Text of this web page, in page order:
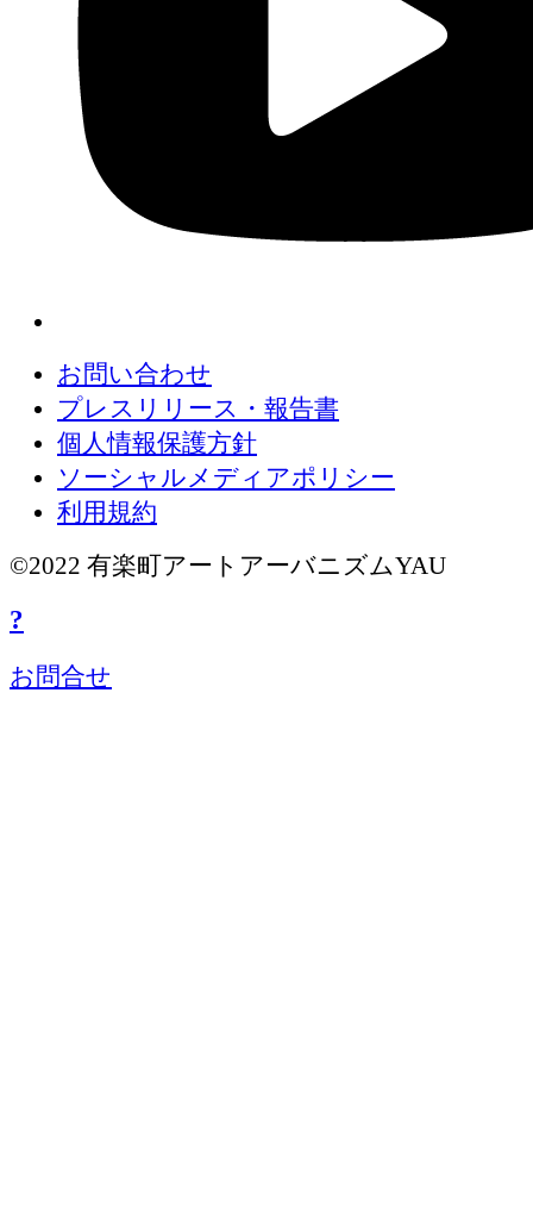
お問い合わせ
プレスリリース・報告書
個人情報保護方針
ソーシャルメディアポリシー
利用規約
©2022 有楽町アートアーバニズムYAU
?
お問合せ